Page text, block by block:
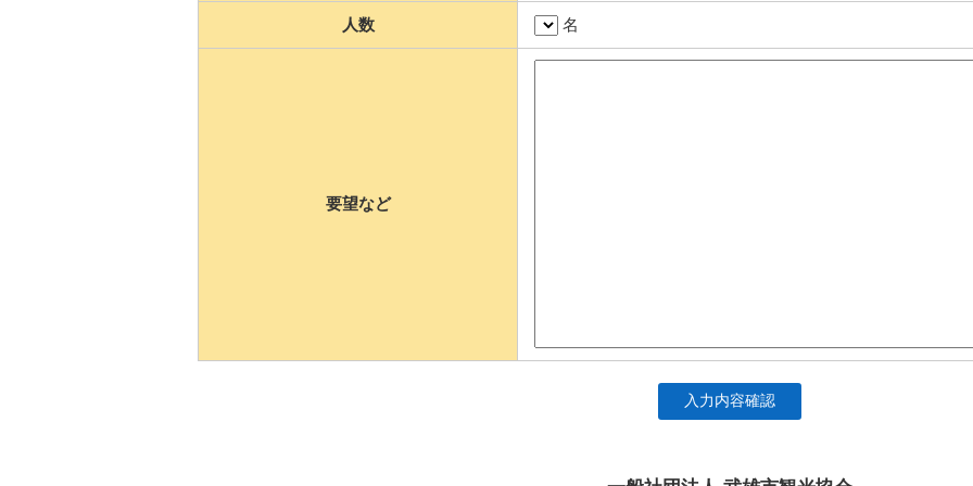
人数 名
要望など
入力内容確認